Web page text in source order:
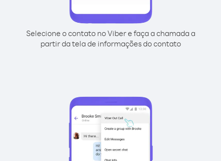
Selecione o contato no Viber e faça a chamada a
partir da tela de informações do contato